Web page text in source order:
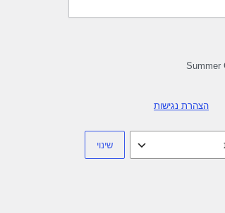
הצהרת נגישות